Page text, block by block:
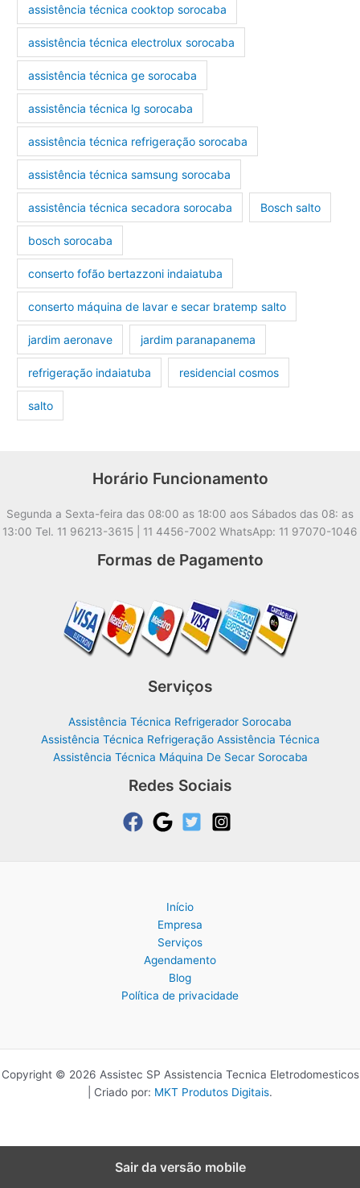
assistência técnica cooktop sorocaba
assistência técnica electrolux sorocaba
assistência técnica ge sorocaba
assistência técnica lg sorocaba
assistência técnica refrigeração sorocaba
assistência técnica samsung sorocaba
assistência técnica secadora sorocaba Bosch salto
bosch sorocaba
conserto fofão bertazzoni indaiatuba
conserto máquina de lavar e secar bratemp salto
jardim aeronave jardim paranapanema
refrigeração indaiatuba residencial cosmos
salto
Horário Funcionamento
Segunda a Sexta-feira das 08:00 as 18:00 aos Sábados das 08: as
13:00 Tel. 11 96213-3615 | 11 4456-7002 WhatsApp: 11 97070-1046
Formas de Pagamento
Serviços
Assistência Técnica Refrigerador Sorocaba
Assistência Técnica Refrigeração Assistência Técnica
Assistência Técnica Máquina De Secar Sorocaba
Redes Sociais
Início
Empresa
Serviços
Agendamento
Blog
Política de privacidade
Copyright © 2026 Assistec SP Assistencia Tecnica Eletrodomesticos
| Criado por: MKT Produtos Digitais.
Sair da versão mobile